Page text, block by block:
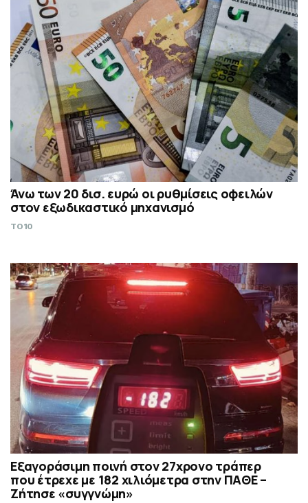
Άνω των 20 δισ. ευρώ οι ρυθμίσεις οφειλών
στον εξωδικαστικό μηχανισμό
TO10
Εξαγοράσιμη ποινή στον 27χρονο τράπερ
που έτρεχε με 182 χιλιόμετρα στην ΠΑΘΕ –
Ζήτησε «συγγνώμη»